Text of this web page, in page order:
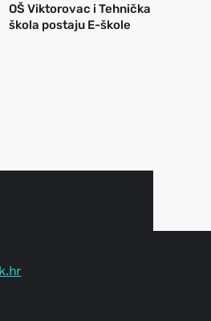
OŠ Viktorovac i Tehnička
škola postaju E-škole